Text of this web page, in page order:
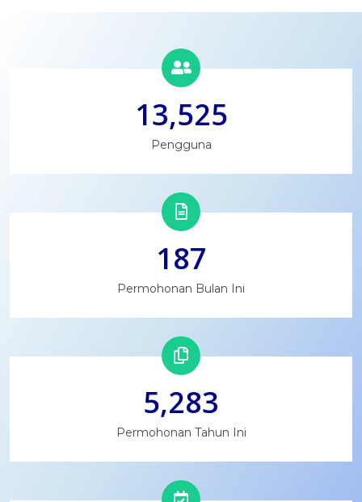
13,525
Pengguna
187
Permohonan Bulan Ini
5,283
Permohonan Tahun Ini